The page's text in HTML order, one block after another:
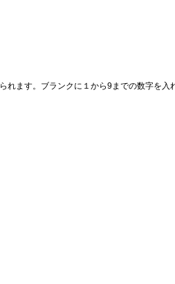
ます。ブランクに１から9までの数字を入